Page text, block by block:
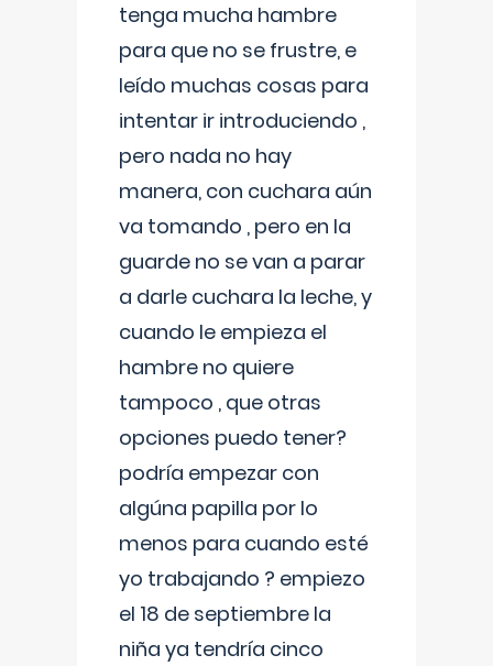
tenga mucha hambre
para que no se frustre, e
leído muchas cosas para
intentar ir introduciendo ,
pero nada no hay
manera, con cuchara aún
va tomando , pero en la
guarde no se van a parar
a darle cuchara la leche, y
cuando le empieza el
hambre no quiere
tampoco , que otras
opciones puedo tener?
podría empezar con
algúna papilla por lo
menos para cuando esté
yo trabajando ? empiezo
el 18 de septiembre la
niña ya tendría cinco